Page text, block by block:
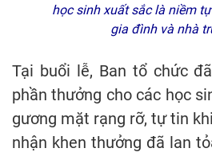
học sinh xuất sắc là niềm
gia đình và nhà
Tại buổi lễ, Ban tổ chức
phần thưởng cho các học
gương mặt rạng rỡ, tự tin
nhận khen thưởng đã lan